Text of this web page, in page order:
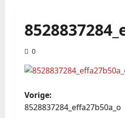
0
B
Vorige:
8528837284_effa27b50a_o